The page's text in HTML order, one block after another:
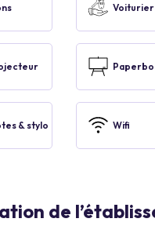
Voiturier
& stylo Wifi
de